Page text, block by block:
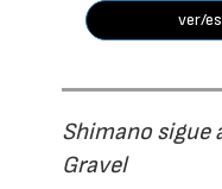
ver/
Shimano sigue
Gravel